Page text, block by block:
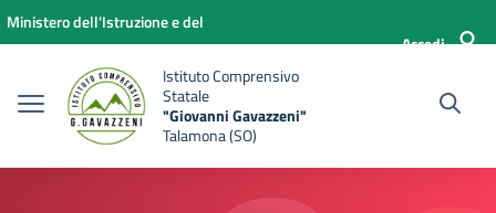
Vai ai contenuti
Vai al menu di navigazione
Vai al footer
Ministero dell'Istruzione e del
Accedi
Istituto Comprensivo
Statale
"Giovanni Gavazzeni"
Talamona (SO)